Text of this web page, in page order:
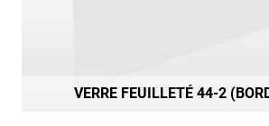
VERRE FEUILLETÉ 44-2